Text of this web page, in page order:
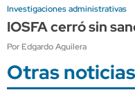
Investigaciones administrativas
IOSFA cerró sin
Por Edgardo Aguilera
Otras noticias